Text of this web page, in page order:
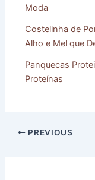
Moda
Costelinha de
Alho e Mel que
Panquecas
Proteínas
PREVIOUS